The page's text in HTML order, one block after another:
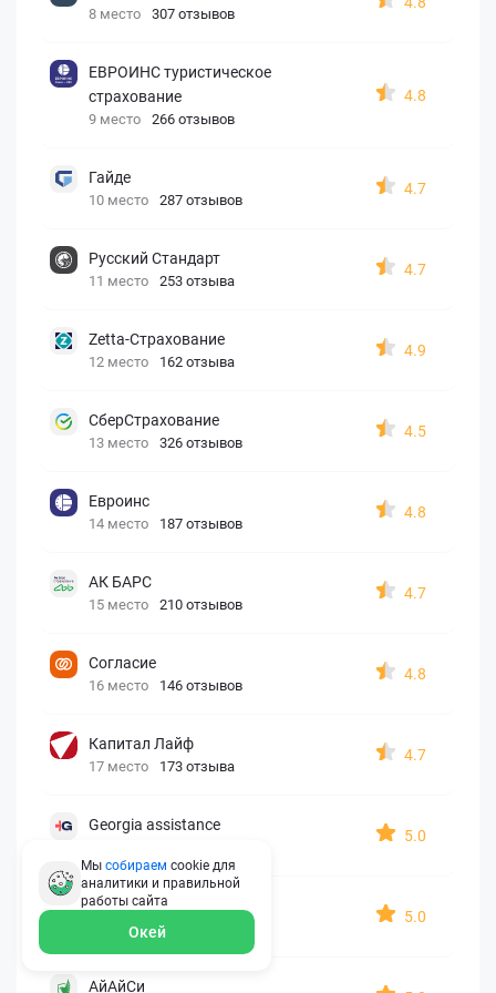
8 место 307 отзывов
ЕВРОИНС туристическое
страхование
9 место 266 отзывов
4.8
Гайде
10 место 287 отзывов
4.7
Русский Стандарт
11 место 253 отзыва
4.7
Zetta-Страхование
12 место 162 отзыва
4.9
СберСтрахование
13 место 326 отзывов
4.5
Евроинс
14 место 187 отзывов
4.8
АК БАРС
15 место 210 отзывов
4.7
Согласие
16 место 146 отзывов
4.8
Капитал Лайф
17 место 173 отзыва
4.7
Georgia assistance
5.0
Д2 Страхование
19 место 10 отзывов
5.0
АйАйСи
Мы собираем cookie для
аналитики и правильной
работы сайта
Окей